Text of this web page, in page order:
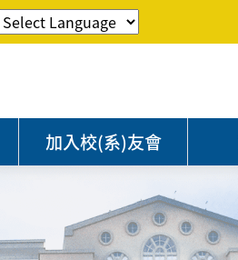
加入校(系)友會